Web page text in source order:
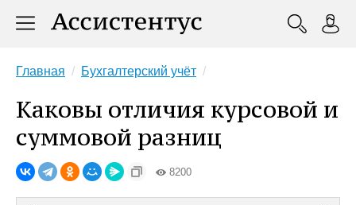
Главная Бухгалтерский учёт
Каковы отличия курсовой и
суммовой разниц
8200